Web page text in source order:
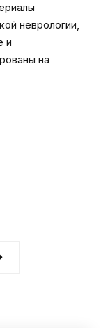
неврологии,
и
на